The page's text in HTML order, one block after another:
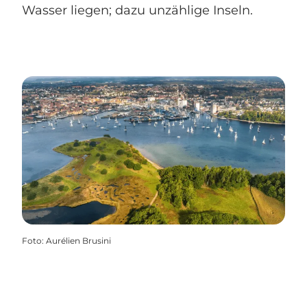
Wasser liegen; dazu unzählige Inseln.
Foto: Aurélien Brusini